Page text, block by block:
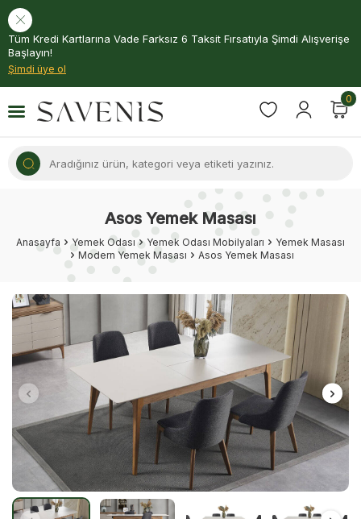
Tüm Kredi Kartlarına Vade Farksız 6 Taksit Fırsatıyla Şimdi Alışverişe
Başlayın!
Şimdi üye ol
0
Asos Yemek Masası
Anasayfa Yemek Odası Yemek Odası Mobilyaları
Yemek Masası
Modern Yemek Masası
Asos Yemek Masası